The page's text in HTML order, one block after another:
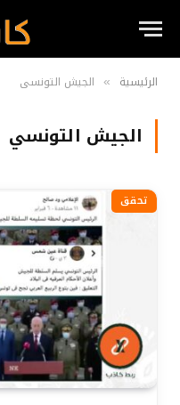
الرئيسية » الجيش التونسي
الجيش التونسي
تحقق